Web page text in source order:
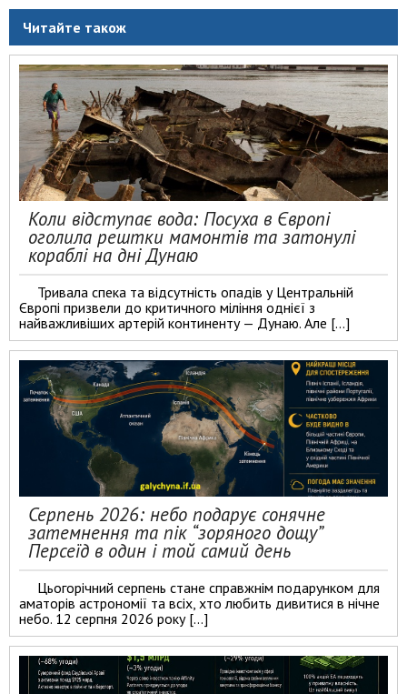
Читайте також
Коли відступає вода: Посуха в Європі
оголила рештки мамонтів та затонулі
кораблі на дні Дунаю
Тривала спека та відсутність опадів у Центральній
Європі призвели до критичного міління однієї з
найважливіших артерій континенту — Дунаю. Але […]
Серпень 2026: небо подарує сонячне
затемнення та пік “зоряного дощу”
Персеїд в один і той самий день
Цьогорічний серпень стане справжнім подарунком для
аматорів астрономії та всіх, хто любить дивитися в нічне
небо. 12 серпня 2026 року […]